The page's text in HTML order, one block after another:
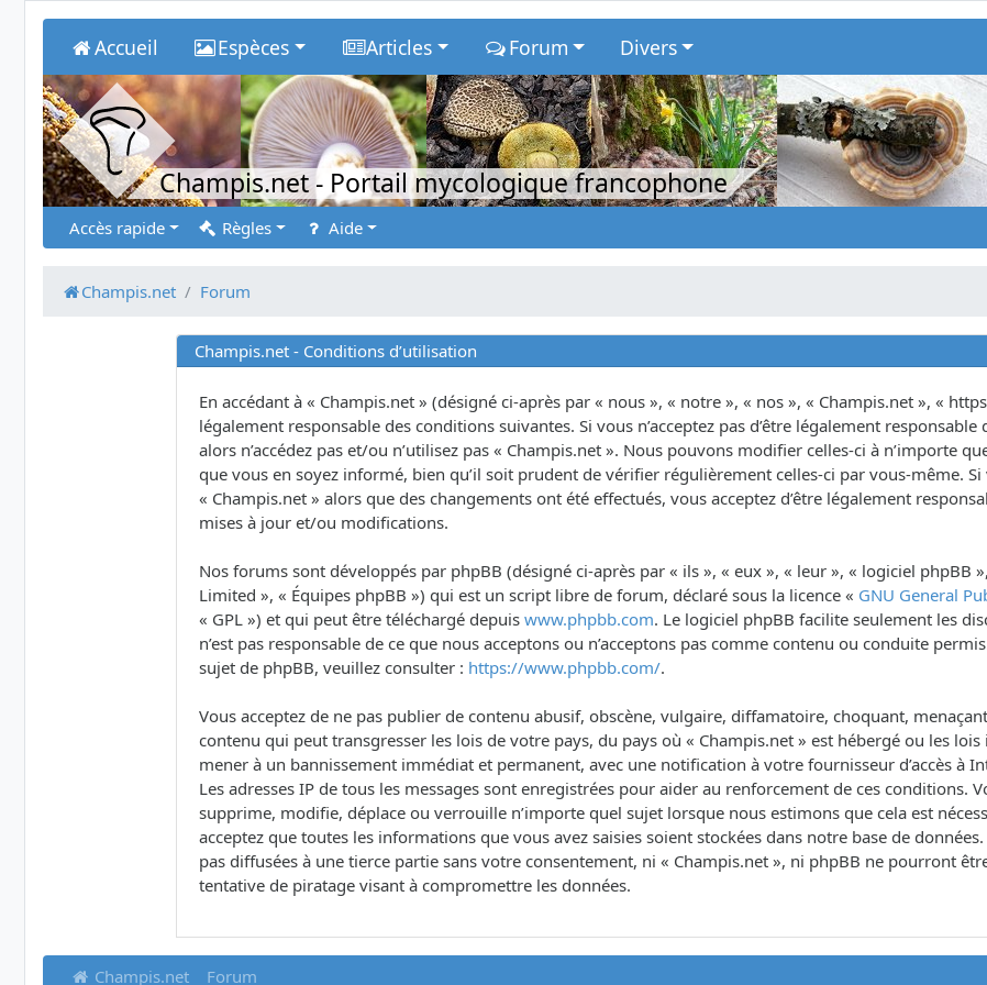
Accueil Espèces Articles Forum Divers
Champis.net- Portail mycologique francophone
Accès rapide Règles Aide
Champis.net Forum
Champis.net - Conditions d’utilisation
En accédant à « Champis.net » (désigné ci-après par « nous », « notre », « nos », « Champis.net », «
légalement responsable des conditions suivantes. Si vous n’acceptez pas d’être légalement
alors n’accédez pas et/ou n’utilisez pas « Champis.net ». Nous pouvons modifier celles-ci à n’importe
que vous en soyez informé, bien qu’il soit prudent de vérifier régulièrement celles-ci par vous-même. Si
« Champis.net » alors que des changements ont été effectués, vous acceptez d’être légalement
mises à jour et/ou modifications.
Nos forums sont développés par phpBB (désigné ci-après par « ils », « eux », « leur », « logiciel phpBB
Limited », « Équipes phpBB ») qui est un script libre de forum, déclaré sous la licence « GNU General
« GPL ») et qui peut être téléchargé depuis www.phpbb.com. Le logiciel phpBB facilite seulement les
n’est pas responsable de ce que nous acceptons ou n’acceptons pas comme contenu ou conduite
sujet de phpBB, veuillez consulter : https://www.phpbb.com/.
Vous acceptez de ne pas publier de contenu abusif, obscène, vulgaire, diffamatoire, choquant,
contenu qui peut transgresser les lois de votre pays, du pays où « Champis.net » est hébergé ou les
mener à un bannissement immédiat et permanent, avec une notification à votre fournisseur d’accès à
Les adresses IP de tous les messages sont enregistrées pour aider au renforcement de ces conditions.
supprime, modifie, déplace ou verrouille n’importe quel sujet lorsque nous estimons que cela est
acceptez que toutes les informations que vous avez saisies soient stockées dans notre base de
pas diffusées à une tierce partie sans votre consentement, ni « Champis.net », ni phpBB ne pourront
tentative de piratage visant à compromettre les données.
Champis.net Forum